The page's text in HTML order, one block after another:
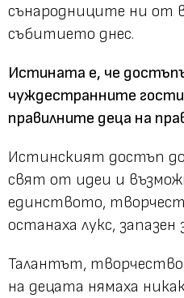
сънародниците ни от
събитието днес.
Истината е, че
чуждестранните гости
правилните деца на
Истинският достъп
свят от идеи и
единството,
останаха лукс, запазен
Талантът,
на децата нямаха